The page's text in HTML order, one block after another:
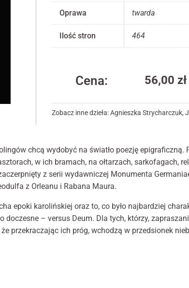
Oprawa twarda
Ilość stron 464
Cena: 56,00zł
Zobacz inne dzieła:Agnieszka Strycharczuk,
chcą wydobyć na światło poezję
w ich bramach, na ołtarzach, sarkofagach,
z serii wydawniczej Monumenta
z Orleanu i Rabana Maura.
epoki karolińskiej oraz to, co było najbardziej
doczesne – versus Deum. Dla tych, którzy,
przekraczając ich próg, wchodzą w przedsionek
do
strony
Abyśmy mogli
poprawić
i strukturę
strony
strona jest
używana.
strona
internetowa
działała jak
najlepiej